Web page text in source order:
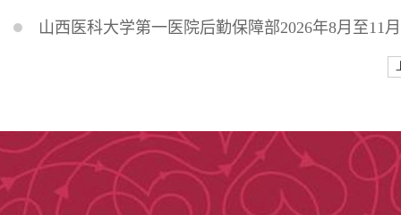
山西医科大学第一医院后勤保障部2026年8月至11